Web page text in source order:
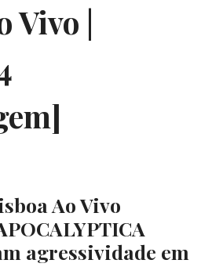
Vivo |
Ao Vivo
agressividade em